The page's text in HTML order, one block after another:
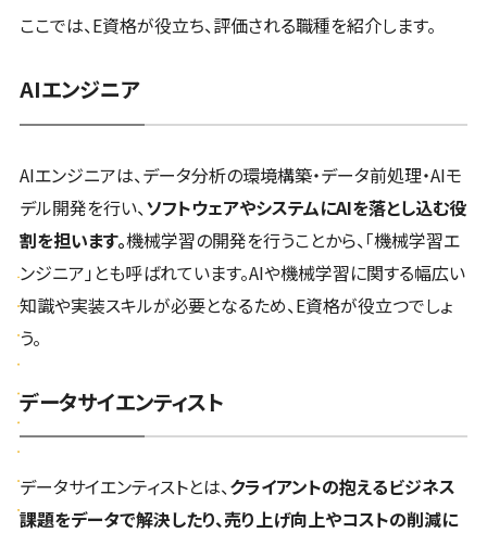
ここでは、E資格が役立ち、評価される職種を紹介します。
AIエンジニア
AIエンジニアは、データ分析の環境構築・データ前処理・AIモ
デル開発を行い、ソフトウェアやシステムにAIを落とし込む役
割を担います。機械学習の開発を行うことから、「機械学習エ
ンジニア」とも呼ばれています。AIや機械学習に関する幅広い
知識や実装スキルが必要となるため、E資格が役立つでしょ
う。
データサイエンティスト
データサイエンティストとは、クライアントの抱えるビジネス
課題をデータで解決したり、売り上げ向上やコストの削減に